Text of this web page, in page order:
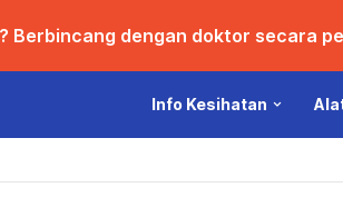
Berbincang dengan doktor secara
Info Kesihatan